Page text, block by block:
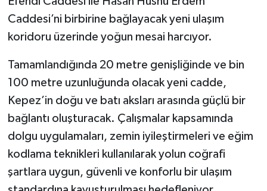
Caddesi’ni birbirine bağlayacak yeni ulaşım
koridoru üzerinde yoğun mesai harcıyor.
Tamamlandığında 20 metre genişliğinde ve bin
100 metre uzunluğunda olacak yeni cadde,
Kepez’in doğu ve batı aksları arasında güçlü bir
bağlantı oluşturacak. Çalışmalar kapsamında
dolgu uygulamaları, zemin iyileştirmeleri ve eğim
kodlama teknikleri kullanılarak yolun coğrafi
şartlara uygun, güvenli ve konforlu bir ulaşım